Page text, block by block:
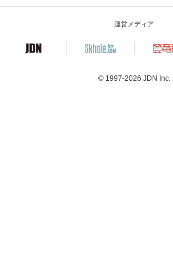
運営メディア
© 1997-2026 JDN Inc.